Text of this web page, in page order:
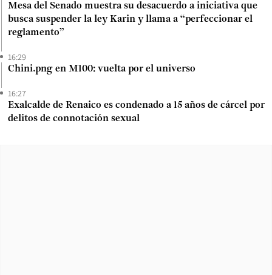
Mesa del Senado muestra su desacuerdo a iniciativa que
busca suspender la ley Karin y llama a “perfeccionar el
reglamento”
16:29
Chini.png en M100: vuelta por el universo
16:27
Exalcalde de Renaico es condenado a 15 años de cárcel por
delitos de connotación sexual